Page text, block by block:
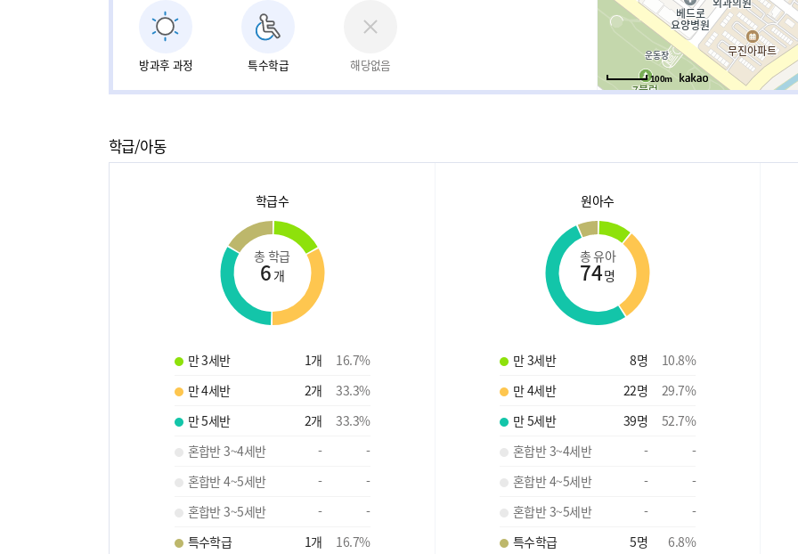
방과후 과정 특수학급 해당없음
100m
학급/아동
학급수
총 학급
6 개
만 3세반 1개 16.7%
만 4세반
2개 33.3%
만 5세반
2개 33.3%
혼합반 3~4세반
-
-
혼합반 4~5세반
-
-
혼합반 3~5세반
-
-
특수학급
1개 16.7%
원아수
총 유아
74명
만 3세반 8명 10.8%
만 4세반
22명 29.7%
만 5세반
39명 52.7%
혼합반 3~4세반
-
-
혼합반 4~5세반
-
-
혼합반 3~5세반
-
-
특수학급
5명 6.8%